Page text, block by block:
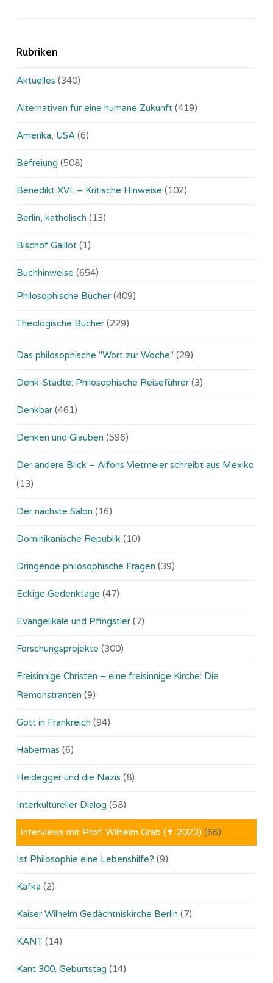
Rubriken
Aktuelles (340)
Alternativen für eine humane Zukunft (419)
Amerika, USA (6)
Befreiung (508)
Benedikt XVI. – Kritische Hinweise (102)
Berlin, katholisch (13)
Bischof Gaillot (1)
Buchhinweise (654)
Philosophische Bücher (409)
Theologische Bücher (229)
Das philosophische "Wort zur Woche" (29)
Denk-Städte: Philosophische Reiseführer (3)
Denkbar (461)
Denken und Glauben (596)
Der andere Blick – Alfons Vietmeier schreibt aus Mexiko
(13)
Der nächste Salon (16)
Dominikanische Republik (10)
Dringende philosophische Fragen (39)
Eckige Gedenktage (47)
Evangelikale und Pfingstler (7)
Forschungsprojekte (300)
Freisinnige Christen – eine freisinnige Kirche: Die
Remonstranten (9)
Gott in Frankreich (94)
Habermas (6)
Heidegger und die Nazis (8)
Interkultureller Dialog (58)
Interviews mit Prof. Wilhelm Gräb (✝ 2023) (66)
Ist Philosophie eine Lebenshilfe? (9)
Kafka (2)
Kaiser Wilhelm Gedächtniskirche Berlin (7)
KANT (14)
Kant 300. Geburtstag (14)